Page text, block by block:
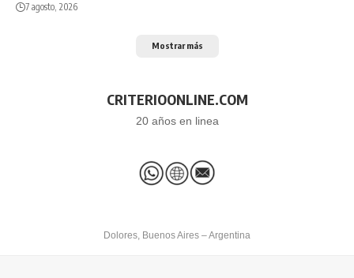
7 agosto, 2026
Mostrar más
CRITERIOONLINE.COM
20 años en linea
Dolores, Buenos Aires – Argentina